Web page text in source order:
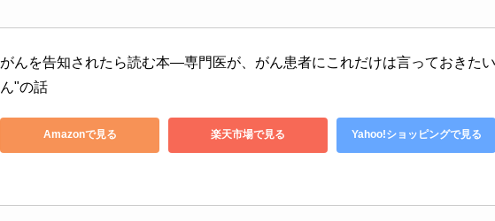
がんを告知されたら読む本―専門医が、がん患者にこれだけは言っておきた
ん"の話
Amazonで見る 楽天市場で見る Yahoo!ショッピングで見る